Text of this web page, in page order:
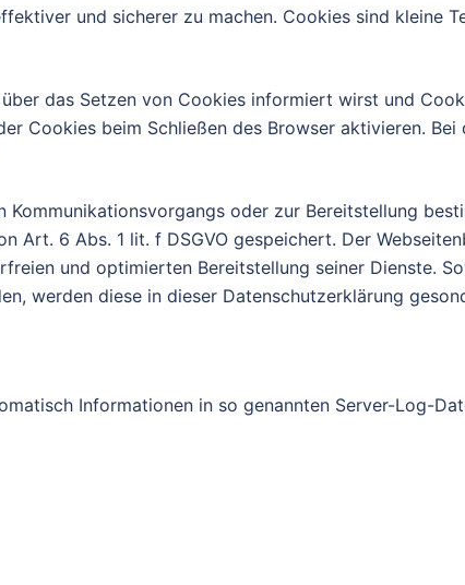
und sicherer zu machen. Cookies sind kleine
das Setzen von Cookies informiert wirst und
Cookies beim Schließen des Browser aktivieren.
oder zur Bereitstellung
Art. 6 Abs. 1 lit. f DSGVO gespeichert. Der
und optimierten Bereitstellung seiner Dienste.
werden diese in dieser Datenschutzerklärung
Informationen in so genannten Server-Log-